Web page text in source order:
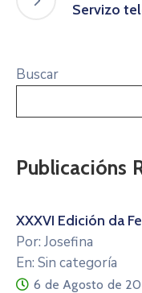
Servizo
Buscar
Publicacións
XXXVI Edición da
Por: Josefina
En: Sin categoría
6 de Agosto de